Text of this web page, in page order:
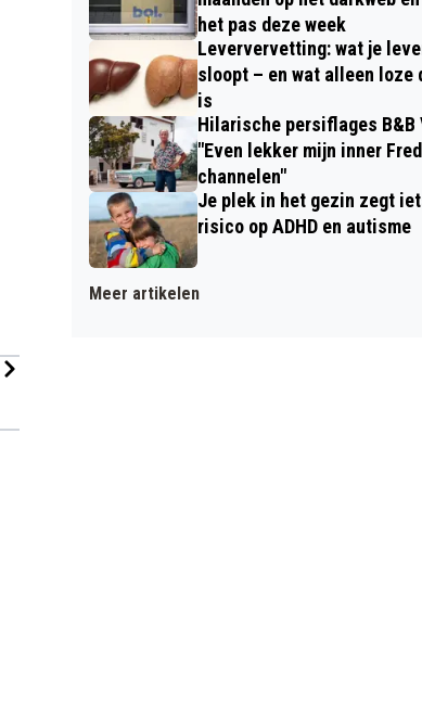
het pas deze week
Leververvetting: wat je
sloopt – en wat alleen loze
is
Hilarische persiflages B&B
"Even lekker mijn inner
channelen"
Je plek in het gezin zegt
risico op ADHD en autisme
Meer artikelen